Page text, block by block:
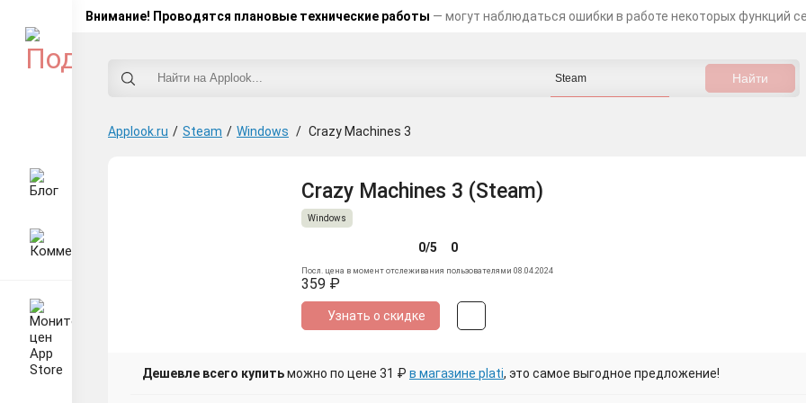
Внимание! Проводятся плановые технические работы — могут наблюдаться ошибки в работе некоторых функций
Applook.ru / Steam / Windows / Crazy Machines 3
Crazy Machines 3 (Steam)
Windows
0/5 0
Посл. цена в момент отслеживания пользователями 08.04.2024
359 ₽
Узнать о скидке
Дешевле всего купитьможно по цене 31 ₽ в магазине plati, это самое выгодное предложение!